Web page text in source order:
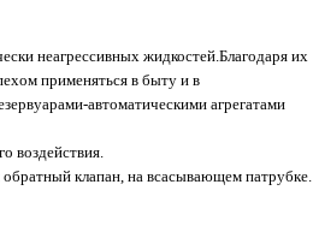
неагрессивных жидкостей.Благодаря их
применяться в быту и в
автоматическими агрегатами
воздействия.
клапан, на всасывающем патрубке.